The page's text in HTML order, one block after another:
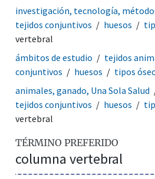
investigación, tecnología,
tejidos conjuntivos
huesos
vertebral
ámbitos de estudio
tejidos
conjuntivos
huesos tipos
animales, ganado, Una Sola Salud
tejidos conjuntivos
huesos
vertebral
TÉRMINO PREFERIDO
columna vertebral